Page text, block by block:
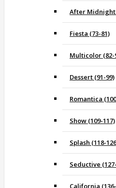
After Midnight
Fiesta (73-81)
Multicolor (82-
Dessert (91-99)
Romantica
Show (109-117)
Splash (118-
Seductive
California